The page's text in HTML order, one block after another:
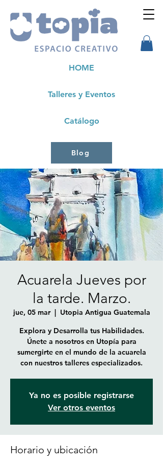
Talleres y Eventos
HOME
Catálogo
Blog
Acuarela Jueves por
la tarde. Marzo.
jue, 05 mar
  |
Utopia Antigua Guatemala
Explora y Desarrolla tus Habilidades.
Únete a nosotros en Utopía para
sumergirte en el mundo de la acuarela
con nuestros talleres especializados.
Ya no es posible registrarse
Ver otros eventos
Horario y ubicación